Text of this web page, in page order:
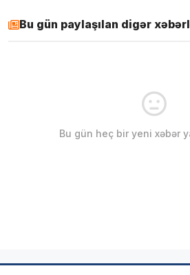
Bu gün paylaşılan digər
Bu gün heç bir yeni xəbər